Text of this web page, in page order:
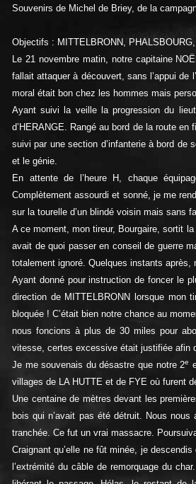
Souvenirs de Michel de Briey, de la
Objectifs : MITTELBRONN,
Le 21 novembre matin, notre capitaine
fallait attaquer à découvert, sans l’appui de
moral était bon chez les hommes mais
Ayant suivi la veille la progression du
d’HERANGE. Rangé au bord de la route
suivi par une section d’infanterie à bord de
et le génie.
En attente de l’heure H, chaque
Complètement assourdi et sonné, je me
sur la tourelle d’un blindé voisin mais sans
A ce moment, mon tireur, Bourgaire, sortit
avait de quoi passer en conseil de guerre
totalement ignoré. Quelques instants après,
Ayant donné pour instruction de foncer le
direction de MITTELBRONN lorsque mon
bloquée ! C’était bien notre chance au
nous foncions à plus de 30 miles pour
vitesse, certes excessive était justifiée afin
Je me souvenais du désastre que notre 2e
villages de LA HUTTE et de FYE où furent
Une centaine de mètres devant les
bois qui n’avait pas été détruit. Nous
tranchée. Ce fut un vrai massacre.
Craignant qu’elle ne fût minée, je
l’extrémité du câble de remorquage du